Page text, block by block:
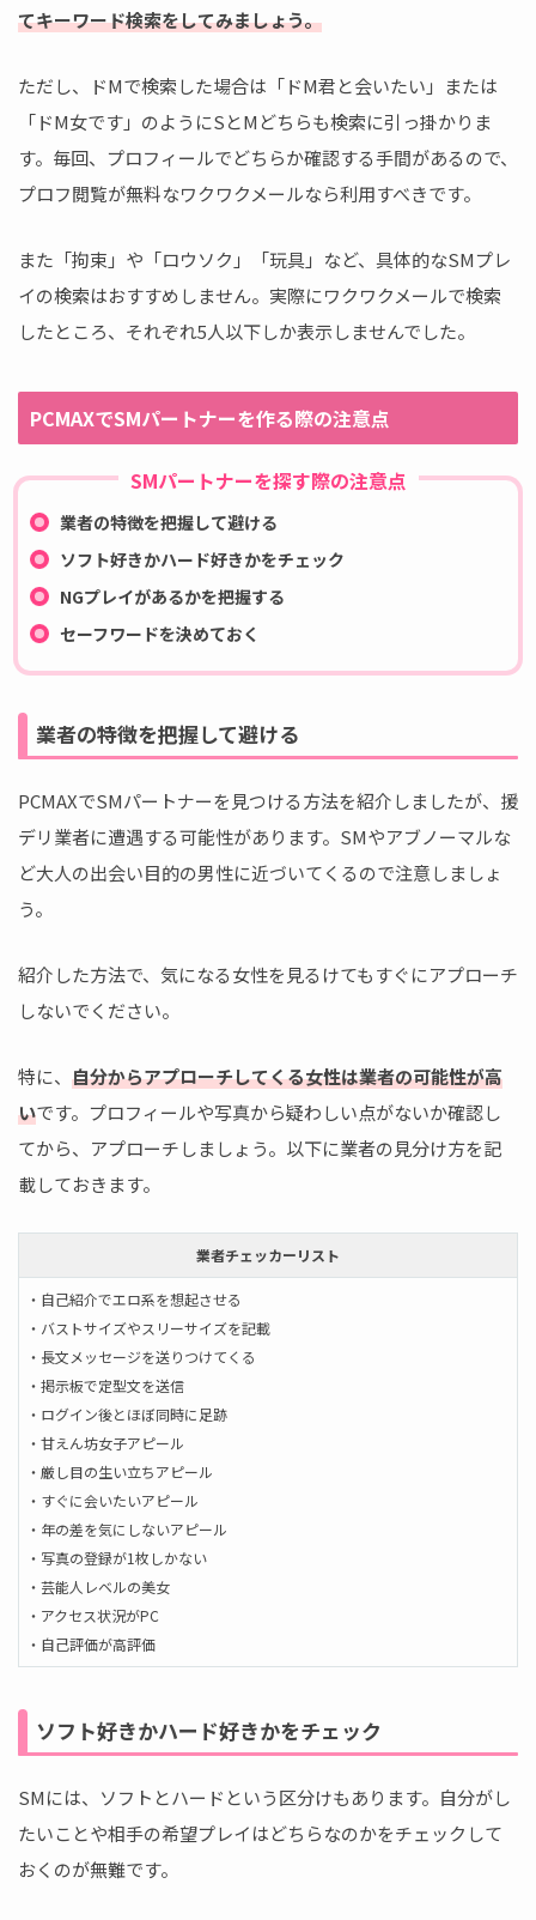
てキーワード検索をしてみましょう。
ただし、ドMで検索した場合は「ドM君と会いたい」または
「ドM女です」のようにSとMどちらも検索に引っ掛かりま
す。毎回、プロフィールでどちらか確認する手間があるので、
プロフ閲覧が無料なワクワクメールなら利用すべきです。
また「拘束」や「ロウソク」「玩具」など、具体的なSMプレ
イの検索はおすすめしません。実際にワクワクメールで検索
したところ、それぞれ5人以下しか表示しませんでした。
PCMAXでSMパートナーを作る際の注意点
SMパートナーを探す際の注意点
業者の特徴を把握して避ける
ソフト好きかハード好きかをチェック
NGプレイがあるかを把握する
セーフワードを決めておく
業者の特徴を把握して避ける
PCMAXでSMパートナーを見つける方法を紹介しましたが、援
デリ業者に遭遇する可能性があります。SMやアブノーマルな
ど大人の出会い目的の男性に近づいてくるので注意しましょ
う。
紹介した方法で、気になる女性を見るけてもすぐにアプローチ
しないでください。
特に、 自分からアプローチしてくる女性は業者の可能性が高
いです。プロフィールや写真から疑わしい点がないか確認し
てから、アプローチしましょう。以下に業者の見分け方を記
載しておきます。
業者チェッカーリスト
・自己紹介でエロ系を想起させる
・バストサイズやスリーサイズを記載
・長文メッセージを送りつけてくる
・掲示板で定型文を送信
・ログイン後とほぼ同時に足跡
・甘えん坊女子アピール
・厳し目の生い立ちアピール
・すぐに会いたいアピール
・年の差を気にしないアピール
・写真の登録が1枚しかない
・芸能人レベルの美女
・アクセス状況がPC
・自己評価が高評価
ソフト好きかハード好きかをチェック
SMには、ソフトとハードという区分けもあります。自分がし
たいことや相手の希望プレイはどちらなのかをチェックして
おくのが無難です。